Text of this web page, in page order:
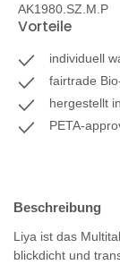
AK1980.SZ.M.P
Vorteile
individuell
fairtrade
hergestellt
PETA-
Beschreibung
Liya ist das
blickdicht und